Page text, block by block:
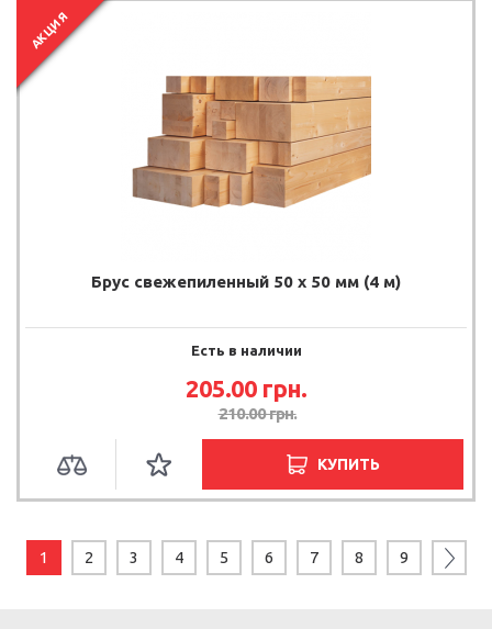
АКЦИЯ
Брус свежепиленный 50 х 50 мм (4 м)
Есть в наличии
205.00 грн.
210.00 грн.
КУПИТЬ
1 2 3 4 5 6 7 8 9